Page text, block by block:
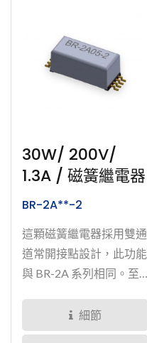
30W/ 200V/
1.3A / 磁簧繼電器
BR-2A**-2
這顆磁簧繼電器採用雙通
道常開接點設計，此功能
與 BR-2A 系列相同。至
面，BR-2A05-2...
細節